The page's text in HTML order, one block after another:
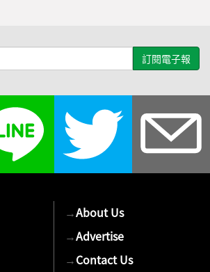
→About Us
→Advertise
→Contact Us